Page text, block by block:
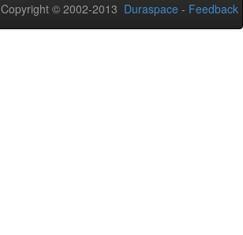
Copyright © 2002-2013 Duraspace - Feedback